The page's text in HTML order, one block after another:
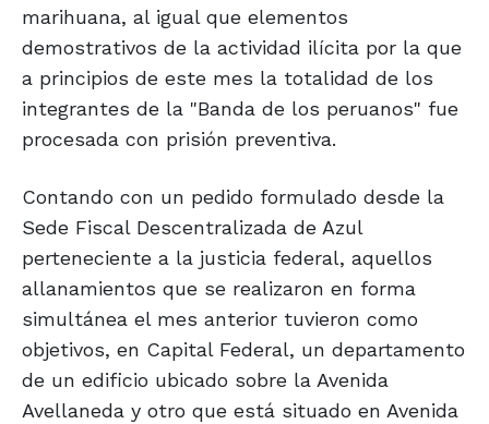
marihuana, al igual que elementos
demostrativos de la actividad ilícita por la que
a principios de este mes la totalidad de los
integrantes de la "Banda de los peruanos" fue
procesada con prisión preventiva.
Contando con un pedido formulado desde la
Sede Fiscal Descentralizada de Azul
perteneciente a la justicia federal, aquellos
allanamientos que se realizaron en forma
simultánea el mes anterior tuvieron como
objetivos, en Capital Federal, un departamento
de un edificio ubicado sobre la Avenida
Avellaneda y otro que está situado en Avenida